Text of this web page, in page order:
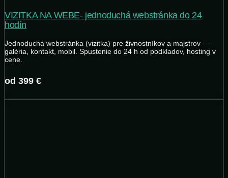
VIZITKA NA WEBE- jednoduchá webstránka do 24
hodín
Jednoduchá webstránka (vizitka) pre živnostníkov a majstrov —
galéria, kontakt, mobil. Spustenie do 24 h od podkladov, hosting v
cene.
od 399 €